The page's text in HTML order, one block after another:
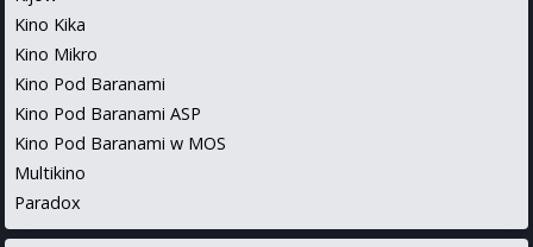
Kino Kika
Kino Mikro
Kino Pod Baranami
Kino Pod Baranami ASP
Kino Pod Baranami w MOS
Multikino
Paradox